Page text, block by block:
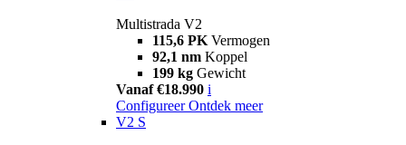
Multistrada V2
115,6 PK Vermogen
92,1 nm Koppel
199 kg Gewicht
Vanaf €18.990 i
Configureer Ontdek meer
V2 S